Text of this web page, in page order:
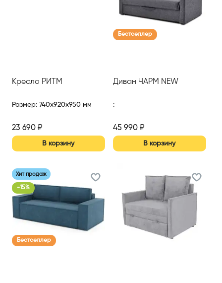
Кресло РИТМ
Размер: 740x920x950 мм
23 690 ₽
В корзину
Бестселлер
Диван ЧАРМ NEW
:
45 990₽
В корзину
Хит продаж
- 15%
Бестселлер